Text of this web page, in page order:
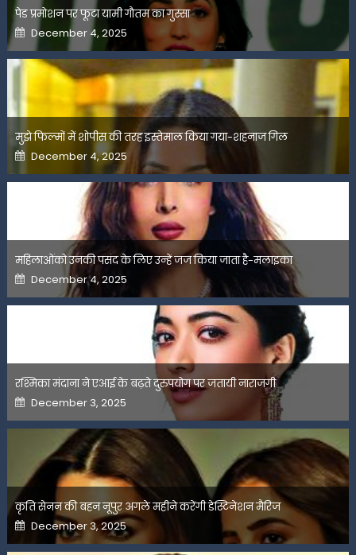
पेड प्रमोशन पर फूटा यामी गौतम का गुस्सा
Posted
on
December 4, 2025
मुझे फिल्मों में शोपीस की तरह इस्तेमाल किया गया-शहनाज गिल
Posted
on
December 4, 2025
महिलाओंको उनकी पसंद के लिए उन्हें जज किया जाता है-मलाइका
Posted
on
December 4, 2025
रश्मिका मंदाना ने एआई के बढ़ते दुरुपयोग पर जतायी नाराजगी
Posted
on
December 3, 2025
कृति सेनन की बहन नूपुर अगले महीने करेंगी डेस्टिनेशन मैरिज
Posted
on
December 3, 2025